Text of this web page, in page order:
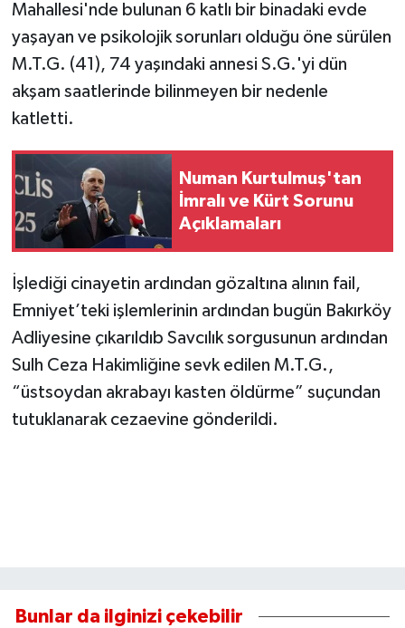
Mahallesi'nde bulunan 6 katlı bir binadaki evde
yaşayan ve psikolojik sorunları olduğu öne sürülen
M.T.G. (41), 74 yaşındaki annesi S.G.'yi dün
akşam saatlerinde bilinmeyen bir nedenle
katletti.
Numan Kurtulmuş'tan
İmralı ve Kürt Sorunu
Açıklamaları
İşlediği cinayetin ardından gözaltına alının fail,
Emniyet’teki işlemlerinin ardından bugün Bakırköy
Adliyesine çıkarıldıb Savcılık sorgusunun ardından
Sulh Ceza Hakimliğine sevk edilen M.T.G.,
“üstsoydan akrabayı kasten öldürme” suçundan
tutuklanarak cezaevine gönderildi.
Bunlar da ilginizi çekebilir